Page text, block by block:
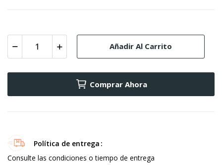
Añadir Al Carrito
Comprar Ahora
Política de entrega
Consulte las condiciones o tiempo de entrega